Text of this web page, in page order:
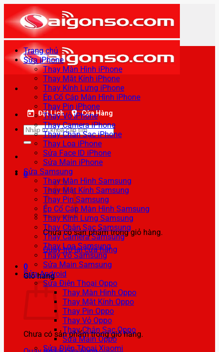
qua
nội
dung
Đặt Lịch Cửa Hàng
Tìm
kiếm:
0
Chưa có sản phẩm trong giỏ hàng.
Quay trở lại cửa hàng
0
Giỏ hàng
Chưa có sản phẩm trong giỏ hàng.
Trang chủ
Sửa iPhone
Thay Màn Hình iPhone
Thay Mặt Kính iPhone
Thay Kính Lưng iPhone
Ép Cổ Cáp Màn Hình iPhone
Thay Pin iPhone
Thay Vỏ iPhone
Thay Camera iPhone
Thay Chân Sạc iPhone
Thay Loa iPhone
Sửa Face ID iPhone
Sửa Main iPhone
Sửa Samsung
Thay Màn Hình Samsung
Thay Mặt Kính Samsung
Thay Pin Samsung
Ép Cổ Cáp Màn Hình Samsung
Thay Kính Lưng Samsung
Thay Chân Sạc Samsung
Thay Camera Samsung
Thay Loa Samsung
Thay Vỏ Samsung
Sửa Main Samsung
Sửa Android
Sửa Điện Thoại Oppo
Thay Màn Hình Oppo
Thay Mặt Kính Oppo
Thay Pin Oppo
Thay Vỏ Oppo
Thay Chân Sạc Oppo
Sửa Main Oppo
Sửa Điện Thoại Xiaomi